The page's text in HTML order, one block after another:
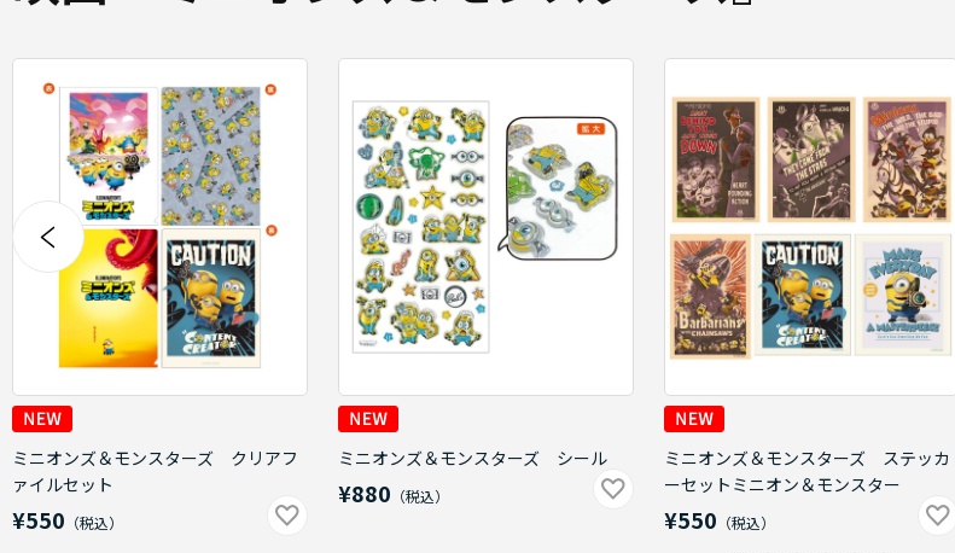
ミニオンズ＆モンスターズ クリアフ
ァイルセット
¥550
ミニオンズ＆モンスターズ シール
¥880
ミニオンズ＆モンスターズ ステッカ
ーセットミニオン＆モンスター
¥550